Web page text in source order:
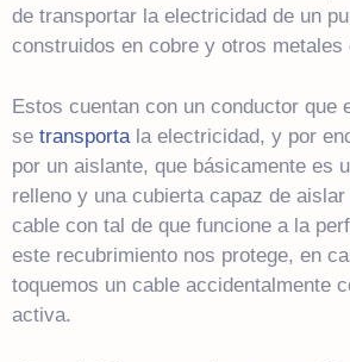
de transportar la electricidad de un
construidos en cobre y otros metales
Estos cuentan con un conductor que
se transporta la electricidad, y por
por un aislante, que básicamente es
relleno y una cubierta capaz de
cable con tal de que funcione a la
este recubrimiento nos protege, en
toquemos un cable accidentalmente
activa.